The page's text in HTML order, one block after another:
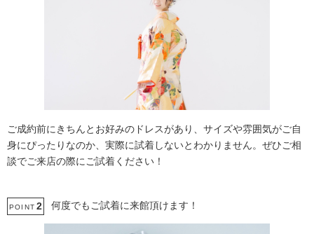
ご成約前にきちんとお好みのドレスがあり、サイズや雰囲気がご自
身にぴったりなのか、実際に試着しないとわかりません。ぜひご相
談でご来店の際にご試着ください！
POINT 2 何度でもご試着に来館頂けます！